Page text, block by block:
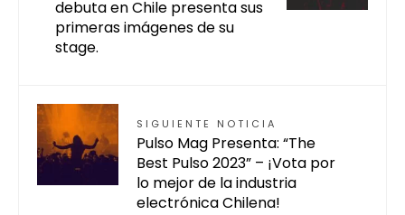
debuta en Chile presenta sus
primeras imágenes de su
stage.
SIGUIENTE NOTICIA
Pulso Mag Presenta: “The
Best Pulso 2023” – ¡Vota por
lo mejor de la industria
electrónica Chilena!